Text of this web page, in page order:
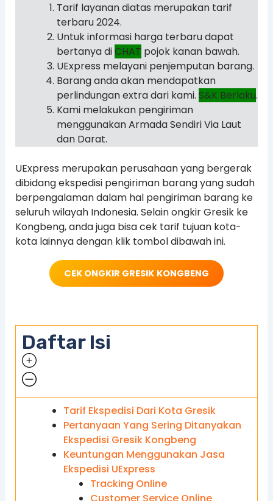
Tarif layanan diatas merupakan tarif
terbaru 2024.
Untuk informasi harga terbaru dapat
bertanya diCHAT pojok kanan bawah.
UExpress melayani penjemputan barang.
Barang anda akan mendapatkan
perlindungan extra dari kami. S&K Berlaku.
Kami melakukan pengiriman
menggunakan Armada Sendiri Via Laut
dan Darat.
UExpress merupakan perusahaan yang bergerak
dibidang ekspedisi pengiriman barang yang sudah
berpengalaman dalam hal pengiriman barang ke
seluruh wilayah Indonesia. Selain ongkir Gresik ke
Kongbeng, anda juga bisa cek tarif tujuan kota-
kota lainnya dengan klik tombol dibawah ini.
CEK ONGKIR GRESIK KONGBENG
Daftar Isi
Tarif Ekspedisi Dari Kota Gresik
Pertanyaan Yang Sering Ditanyakan
Ekspedisi Gresik Kongbeng
Keuntungan Menggunakan Jasa
Ekspedisi UExpress
Tracking Online